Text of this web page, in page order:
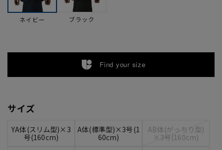
ネイビー ブラック
Find your size
サイズ
YA体(スリム型)×3
号(160cm)
A体(標準型)×3号(1
60cm)
AB体(がっちり型)
×3号(160cm)